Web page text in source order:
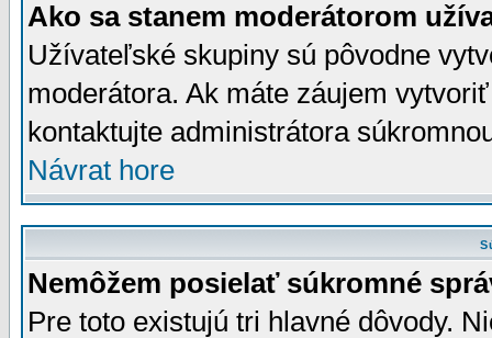
Ako sa stanem moderátorom
Užívateľské skupiny sú pôvodne
moderátora. Ak máte záujem
kontaktujte administrátora
Návrat hore
Nemôžem posielať súkromné
Pre toto existujú tri hlavné dôvody.